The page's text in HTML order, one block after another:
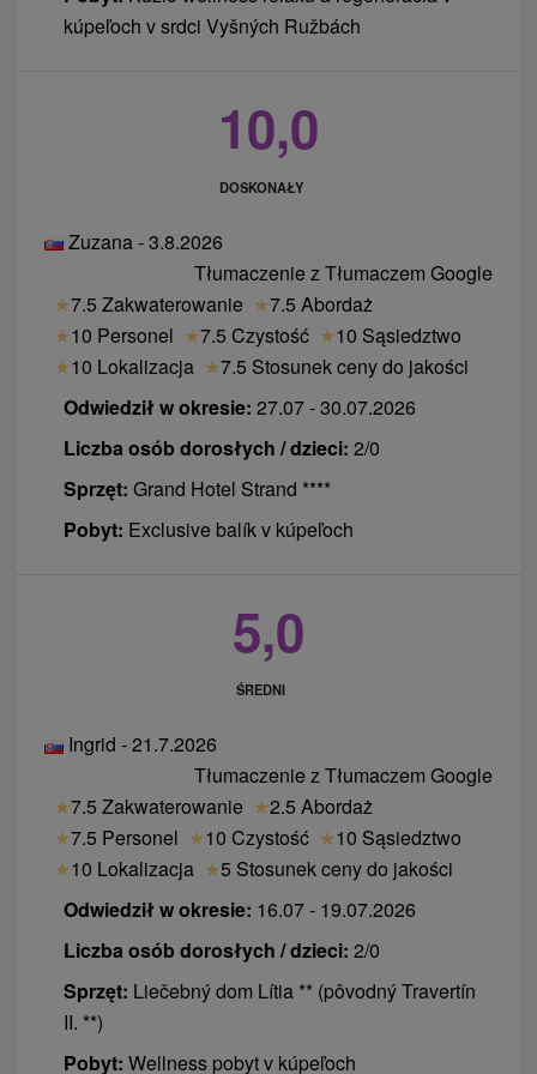
wstępna konsultacja lekarska
bezpłatny wstęp do Aqua Thermal Wellness
program kulturalny zgodny z bieżącymi
Pobyt seniora 60+(minimalna długość pobytu: 5
zakwaterowanie
pełne wyżywienie / śniadania i obiadokolacje w
formie stołów bufetowych w Grand Hotelu Strand,
obiady w zabytkowych pomieszczeniach
wstępne badanie lekarskie
2 zabiegi lecznicze / noc
bezpłatny wstęp do Aqua Thermal Wellness
program kulturalny zgodny z bieżącymi
(minimalna długość pobytu: 2
zakwaterowanie
w komfortowych pokojach i pokojach rodzinnych
całodzienne wyżywienie w formie bogatej oferty
bufetowej
nielimitowane napoje alkoholowe i bezalkoholowe
wstępna konsultacja lekarska
2 zabiegi lecznicze / noc
wejście na basen termalny i wellness
nielimitowany wstęp na basen górski Izabela
program kulturalny zgodny z bieżącymi
uzdrowisku nie jest dozwolone.
kúpeľoch v srdci Vyšných Ružbách
10,0
DOSKONAŁY
Zuzana - 3.8.2026
Tłumaczenie z Tłumaczem Google
★7.5 Zakwaterowanie ★7.5 Abordaż
★10 Personel ★7.5 Czystość ★10 Sąsiedztwo
★10 Lokalizacja ★7.5 Stosunek ceny do jakości
Odwiedził w okresie: 27.07 - 30.07.2026
Liczba osób dorosłych / dzieci: 2/0
Sprzęt: Grand Hotel Strand ****
Pobyt: Exclusive balík v kúpeľoch
5,0
ŚREDNI
Ingrid - 21.7.2026
Tłumaczenie z Tłumaczem Google
★7.5 Zakwaterowanie ★2.5 Abordaż
★7.5 Personel ★10 Czystość ★10 Sąsiedztwo
★10 Lokalizacja ★5 Stosunek ceny do jakości
Odwiedził w okresie: 16.07 - 19.07.2026
Liczba osób dorosłych / dzieci: 2/0
Sprzęt: Liečebný dom Lítia ** (pôvodný Travertín
II. **)
Pobyt: Wellness pobyt v kúpeľoch